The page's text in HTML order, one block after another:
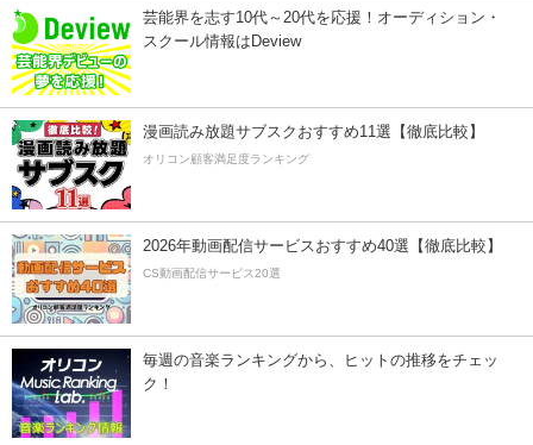
芸能界を志す10代～20代を応援！オーディション・
スクール情報はDeview
漫画読み放題サブスクおすすめ11選【徹底比較】
オリコン顧客満足度ランキング
2026年動画配信サービスおすすめ40選【徹底比較】
CS動画配信サービス20選
毎週の音楽ランキングから、ヒットの推移をチェッ
ク！